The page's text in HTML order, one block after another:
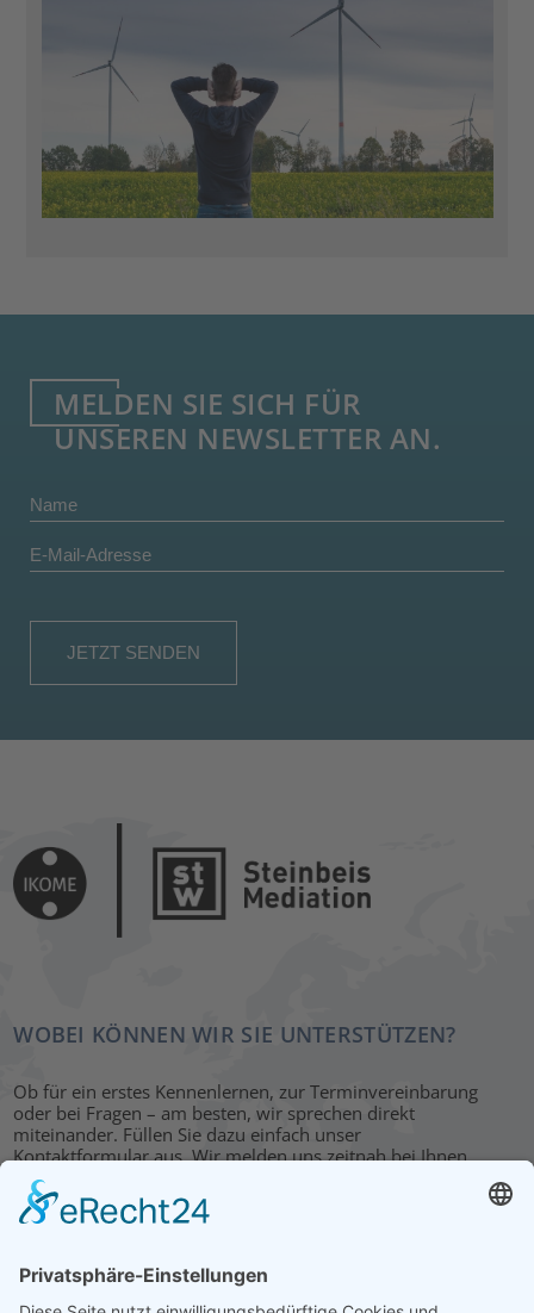
MELDEN SIE SICH FÜR
UNSEREN NEWSLETTER AN.
WOBEI KÖNNEN WIR SIE UNTERSTÜTZEN?
Ob für ein erstes Kennenlernen, zur Terminvereinbarung
oder bei Fragen – am besten, wir sprechen direkt
miteinander. Füllen Sie dazu einfach unser
Kontaktformular aus. Wir melden uns zeitnah bei Ihnen.
KONTAKT